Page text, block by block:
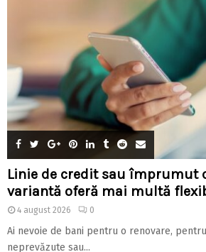
Linie de credit sau împrumut
variantă oferă mai multă
4 august 2026 0
Ai nevoie de bani pentru o renovare,
neprevăzute sau...